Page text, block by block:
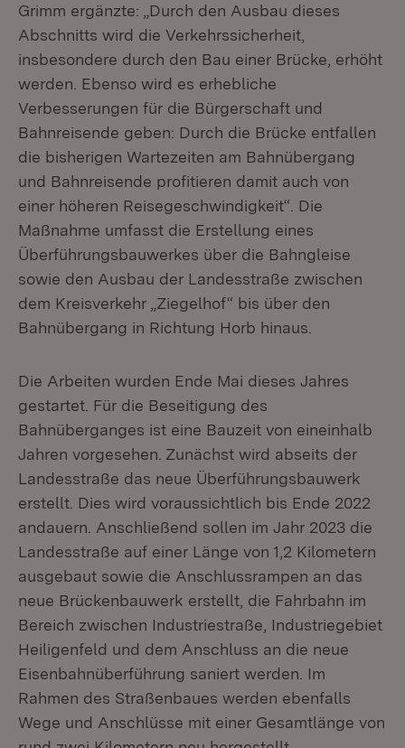
Grimm ergänzte: „Durch den Ausbau dieses
Abschnitts wird die Verkehrssicherheit,
insbesondere durch den Bau einer Brücke, erhöht
werden. Ebenso wird es erhebliche
Verbesserungen für die Bürgerschaft und
Bahnreisende geben: Durch die Brücke entfallen
die bisherigen Wartezeiten am Bahnübergang
und Bahnreisende profitieren damit auch von
einer höheren Reisegeschwindigkeit“. Die
Maßnahme umfasst die Erstellung eines
Überführungsbauwerkes über die Bahngleise
sowie den Ausbau der Landesstraße zwischen
dem Kreisverkehr „Ziegelhof“ bis über den
Bahnübergang in Richtung Horb hinaus.
Die Arbeiten wurden Ende Mai dieses Jahres
gestartet. Für die Beseitigung des
Bahnüberganges ist eine Bauzeit von eineinhalb
Jahren vorgesehen. Zunächst wird abseits der
Landesstraße das neue Überführungsbauwerk
erstellt. Dies wird voraussichtlich bis Ende 2022
andauern. Anschließend sollen im Jahr 2023 die
Landesstraße auf einer Länge von 1,2 Kilometern
ausgebaut sowie die Anschlussrampen an das
neue Brückenbauwerk erstellt, die Fahrbahn im
Bereich zwischen Industriestraße, Industriegebiet
Heiligenfeld und dem Anschluss an die neue
Eisenbahnüberführung saniert werden. Im
Rahmen des Straßenbaues werden ebenfalls
Wege und Anschlüsse mit einer Gesamtlänge von